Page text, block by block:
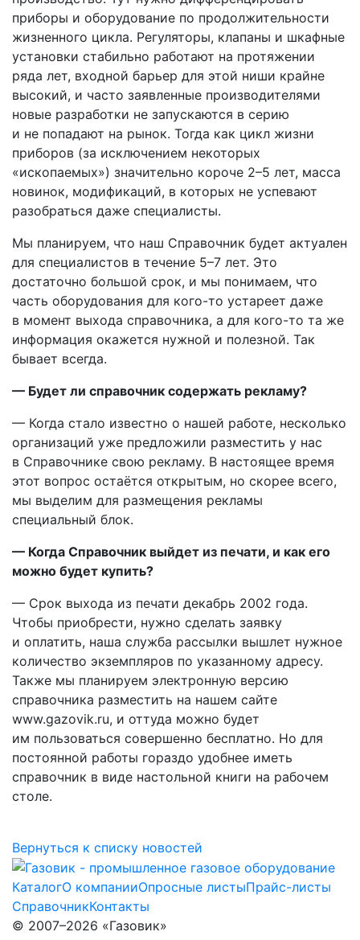
приборы и оборудование по продолжительности
жизненного цикла. Регуляторы, клапаны и шкафные
установки стабильно работают на протяжении
ряда лет, входной барьер для этой ниши крайне
высокий, и часто заявленные производителями
новые разработки не запускаются в серию
и не попадают на рынок. Тогда как цикл жизни
приборов (за исключением некоторых
«ископаемых») значительно короче 2–5 лет, масса
новинок, модификаций, в которых не успевают
разобраться даже специалисты.
Мы планируем, что наш Справочник будет актуален
для специалистов в течение 5–7 лет. Это
достаточно большой срок, и мы понимаем, что
часть оборудования для кого-то устареет даже
в момент выхода справочника, а для кого-то та же
информация окажется нужной и полезной. Так
бывает всегда.
— Будет ли справочник содержать рекламу?
— Когда стало известно о нашей работе, несколько
организаций уже предложили разместить у нас
в Справочнике свою рекламу. В настоящее время
этот вопрос остаётся открытым, но скорее всего,
мы выделим для размещения рекламы
специальный блок.
— Когда Справочник выйдет из печати, и как его
можно будет купить?
— Срок выхода из печати декабрь 2002 года.
Чтобы приобрести, нужно сделать заявку
и оплатить, наша служба рассылки вышлет нужное
количество экземпляров по указанному адресу.
Также мы планируем электронную версию
справочника разместить на нашем сайте
www.gazovik.ru, и оттуда можно будет
им пользоваться совершенно бесплатно. Но для
постоянной работы гораздо удобнее иметь
справочник в виде настольной книги на рабочем
столе.
Вернуться к списку новостей
КаталогО компанииОпросные листыПрайс-листы
СправочникКонтакты
© 2007–2026 «Газовик»